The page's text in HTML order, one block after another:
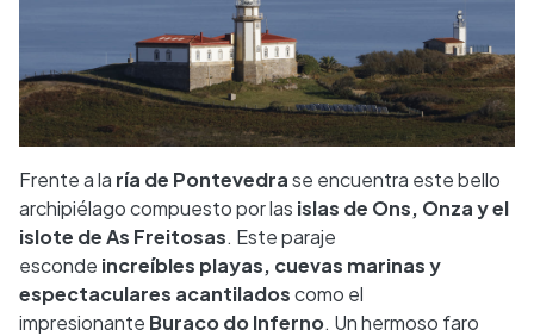
Frente a la ría de Pontevedrase encuentra este bello
archipiélago compuesto por las islas de Ons, Onza y el
islote de As Freitosas. Este paraje
esconde increíbles playas, cuevas marinas y
espectaculares acantiladoscomo el
impresionante Buraco do Inferno. Un hermoso faro